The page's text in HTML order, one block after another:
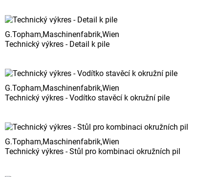
G.Topham,Maschinenfabrik,Wien
Technický výkres - Detail k pile
G.Topham,Maschinenfabrik,Wien
Technický výkres - Vodítko stavěcí k okružní pile
G.Topham,Maschinenfabrik,Wien
Technický výkres - Stůl pro kombinaci okružních pil